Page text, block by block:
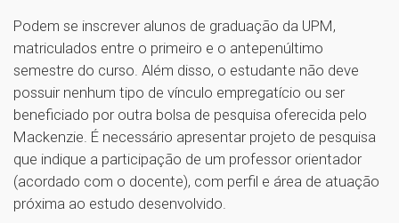
Podem se inscrever alunos de graduação da UPM,
matriculados entre o primeiro e o antepenúltimo
semestre do curso. Além disso, o estudante não deve
possuir nenhum tipo de vínculo empregatício ou ser
beneficiado por outra bolsa de pesquisa oferecida pelo
Mackenzie. É necessário apresentar projeto de pesquisa
que indique a participação de um professor orientador
(acordado com o docente), com perfil e área de atuação
próxima ao estudo desenvolvido.